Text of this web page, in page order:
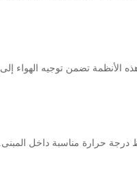
الأنظمة تضمن توجيه الهواء إلى
درجة حرارة مناسبة داخل